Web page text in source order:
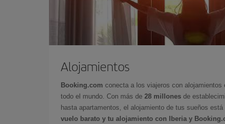
Alojamientos
Booking.com conecta a los viajeros con alojamientos
todo el mundo. Con más de 28 millones de
hasta apartamentos, el alojamiento de tus sueños está
vuelo barato y tu alojamiento con Iberia y